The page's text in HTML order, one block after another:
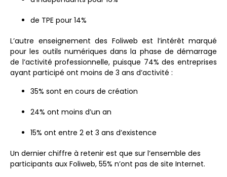
de TPE pour 14%
L’autre enseignement des Foliweb est l’intérêt marqué
pour les outils numériques dans la phase de démarrage
de l’activité professionnelle, puisque 74% des entreprises
ayant participé ont moins de 3 ans d’activité :
35% sont en cours de création
24% ont moins d’un an
15% ont entre 2 et 3 ans d’existence
Un dernier chiffre à retenir est que sur l’ensemble des
participants aux Foliweb, 55% n’ont pas de site Internet.